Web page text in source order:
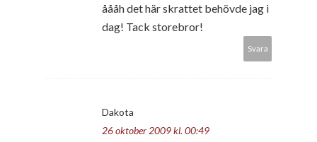
åååh det här skrattet behövde jag i
dag! Tack storebror!
Svara
Dakota
26 oktober 2009 kl. 00:49